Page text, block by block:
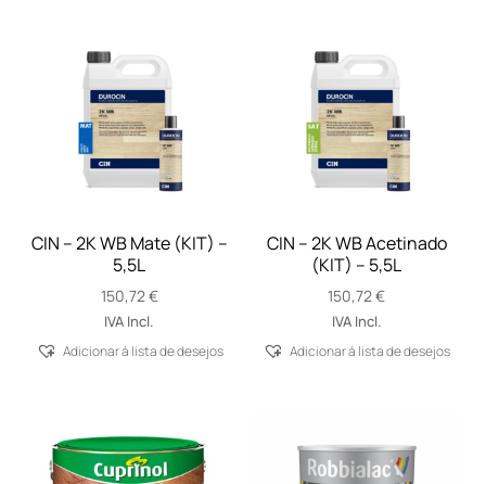
CIN – 2K WB Mate (KIT) –
5,5L
150,72€
IVA Incl.
Adicionar á lista de desejos
CIN – 2K WB Acetinado
(KIT) – 5,5L
150,72€
IVA Incl.
Adicionar á lista de desejos